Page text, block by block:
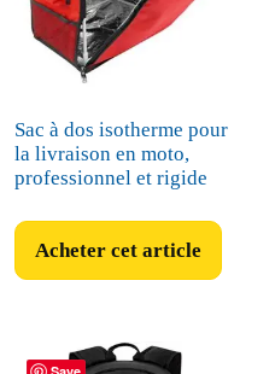
Sac à dos isotherme pour
la livraison en moto,
professionnel et rigide
Acheter cet article